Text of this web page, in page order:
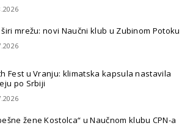
širi mrežu: novi Naučni klub u Zubinom Potoku
Fest u Vranju: klimatska kapsula nastavila
po Srbiji
žene Kostolca“ u Naučnom klubu CPN-a